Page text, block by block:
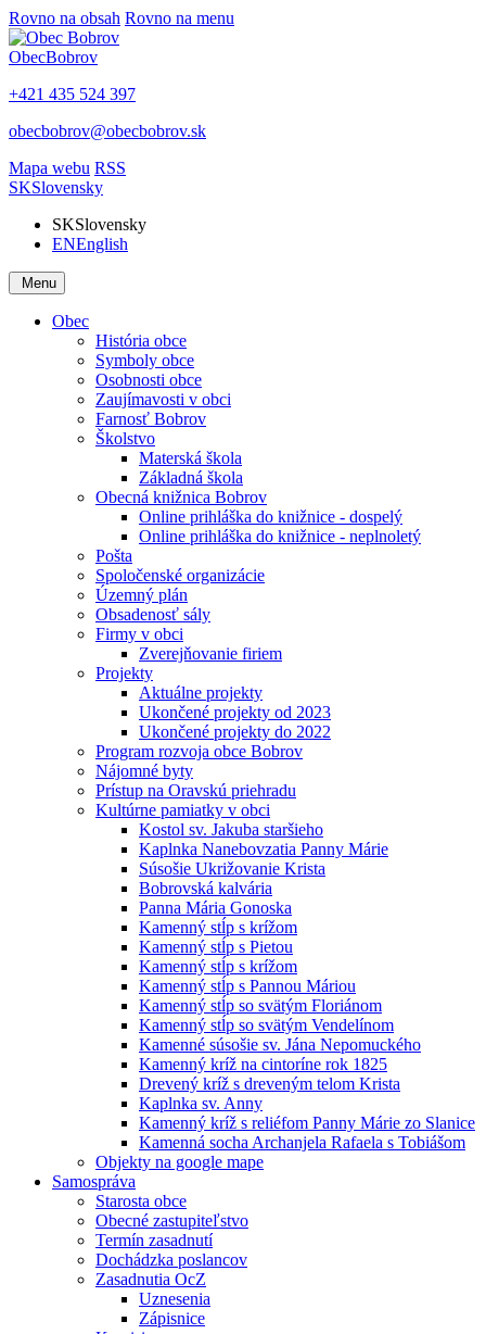
Rovno na obsah Rovno na menu
ObecBobrov
+421 435 524 397
obecbobrov@obecbobrov.sk
Mapa webu RSS
SKSlovensky
SKSlovensky
ENEnglish
Menu
Obec
História obce
Symboly obce
Osobnosti obce
Zaujímavosti v obci
Farnosť Bobrov
Školstvo
Materská škola
Základná škola
Obecná knižnica Bobrov
Online prihláška do knižnice - dospelý
Online prihláška do knižnice - neplnoletý
Pošta
Spoločenské organizácie
Územný plán
Obsadenosť sály
Firmy v obci
Zverejňovanie firiem
Projekty
Aktuálne projekty
Ukončené projekty od 2023
Ukončené projekty do 2022
Program rozvoja obce Bobrov
Nájomné byty
Prístup na Oravskú priehradu
Kultúrne pamiatky v obci
Kostol sv. Jakuba staršieho
Kaplnka Nanebovzatia Panny Márie
Súsošie Ukrižovanie Krista
Bobrovská kalvária
Panna Mária Gonoska
Kamenný stĺp s krížom
Kamenný stĺp s Pietou
Kamenný stĺp s krížom
Kamenný stĺp s Pannou Máriou
Kamenný stĺp so svätým Floriánom
Kamenný stĺp so svätým Vendelínom
Kamenné súsošie sv. Jána Nepomuckého
Kamenný kríž na cintoríne rok 1825
Drevený kríž s dreveným telom Krista
Kaplnka sv. Anny
Kamenný kríž s reliéfom Panny Márie zo Slanice
Kamenná socha Archanjela Rafaela s Tobiášom
Objekty na google mape
Samospráva
Starosta obce
Obecné zastupiteľstvo
Termín zasadnutí
Dochádzka poslancov
Zasadnutia OcZ
Uznesenia
Zápisnice